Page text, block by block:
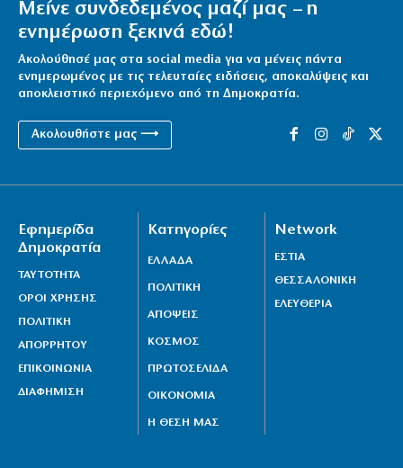
Μείνε συνδεδεμένος μαζί μας – η
ενημέρωση ξεκινά εδώ!
Ακολούθησέ μας στα social media για να μένεις πάντα
ενημερωμένος με τις τελευταίες ειδήσεις, αποκαλύψεις και
αποκλειστικό περιεχόμενο από τη Δημοκρατία.
Ακολουθήστε μας ⟶
Εφημερίδα
Δημοκρατία
ΤΑΥΤΟΤΗΤΑ
ΟΡΟΙ ΧΡΗΣΗΣ
ΠΟΛΙΤΙΚΗ
ΑΠΟΡΡΗΤΟΥ
ΕΠΙΚΟΙΝΩΝΙΑ
ΔΙΑΦΗΜΙΣΗ
Κατηγορίες
ΕΛΛΑΔΑ
ΠΟΛΙΤΙΚΗ
ΑΠΟΨΕΙΣ
ΚΟΣΜΟΣ
ΠΡΩΤΟΣΕΛΙΔΑ
ΟΙΚΟΝΟΜΙΑ
Η ΘΕΣΗ ΜΑΣ
Network
ΕΣΤΙΑ
ΘΕΣΣΑΛΟΝΙΚΗ
ΕΛΕΥΘΕΡΙΑ